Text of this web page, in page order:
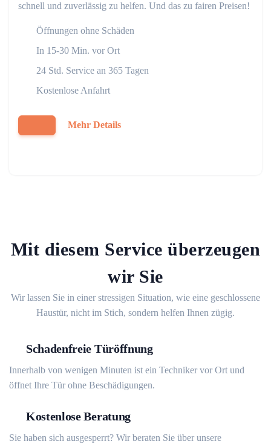
schnell und zuverlässig zu helfen. Und das zu fairen Preisen!
Öffnungen ohne Schäden
In 15-30 Min. vor Ort
24 Std. Service an 365 Tagen
Kostenlose Anfahrt
Mehr Details
Mit diesem Service überzeugen
wir Sie
Wir lassen Sie in einer stressigen Situation, wie eine geschlossene
Haustür, nicht im Stich, sondern helfen Ihnen zügig.
Schadenfreie Türöffnung
Innerhalb von wenigen Minuten ist ein Techniker vor Ort und
öffnet Ihre Tür ohne Beschädigungen.
Kostenlose Beratung
Sie haben sich ausgesperrt? Wir beraten Sie über unsere